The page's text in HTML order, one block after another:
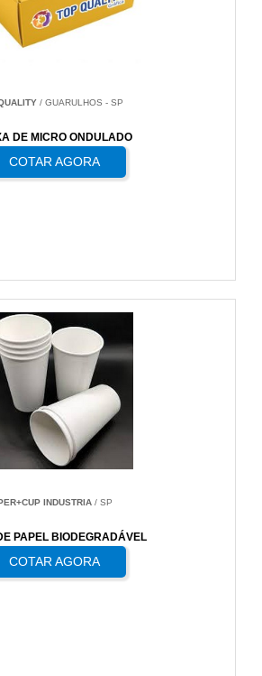
/ GUARULHOS - SP
DE MICRO ONDULADO
COTAR AGORA
INDUSTRIA / SP
PAPEL BIODEGRADÁVEL
COTAR AGORA